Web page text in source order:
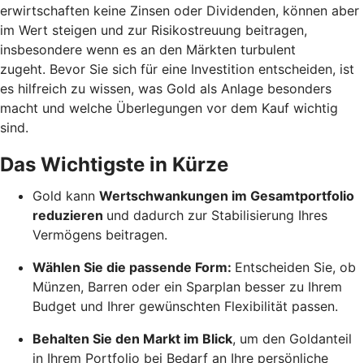
erwirtschaften keine Zinsen oder Dividenden, können aber
im Wert steigen und zur Risikostreuung beitragen,
insbesondere wenn es an den Märkten turbulent
zugeht. Bevor Sie sich für eine Investition entscheiden, ist
es hilfreich zu wissen, was Gold als Anlage besonders
macht und welche Überlegungen vor dem Kauf wichtig
sind.
Das Wichtigste in Kürze
Gold kann Wertschwankungen im Gesamtportfolio
reduzieren und dadurch zur Stabilisierung Ihres
Vermögens beitragen.
Wählen Sie die passende Form: Entscheiden Sie, ob
Münzen, Barren oder ein Sparplan besser zu Ihrem
Budget und Ihrer gewünschten Flexibilität passen.
Behalten Sie den Markt im Blick, um den Goldanteil
in Ihrem Portfolio bei Bedarf an Ihre persönliche